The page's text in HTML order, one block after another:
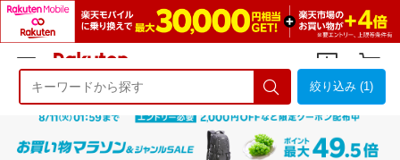
ようこそ 楽天市場へ ログイン
絞り込み (1)